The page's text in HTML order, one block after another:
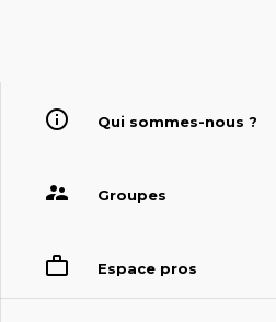
Qui sommes-nous ?
Groupes
Espace pros